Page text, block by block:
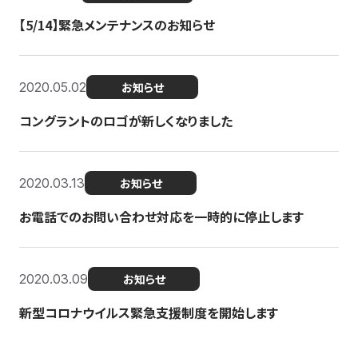
【5/14】緊急メンテナンスのお知らせ
2020.05.02 お知らせ
コングラントのロゴが新しくなりました
2020.03.13 お知らせ
お電話でのお問い合わせ対応を一時的に停止します
2020.03.09 お知らせ
新型コロナウイルス緊急支援制度を開始します